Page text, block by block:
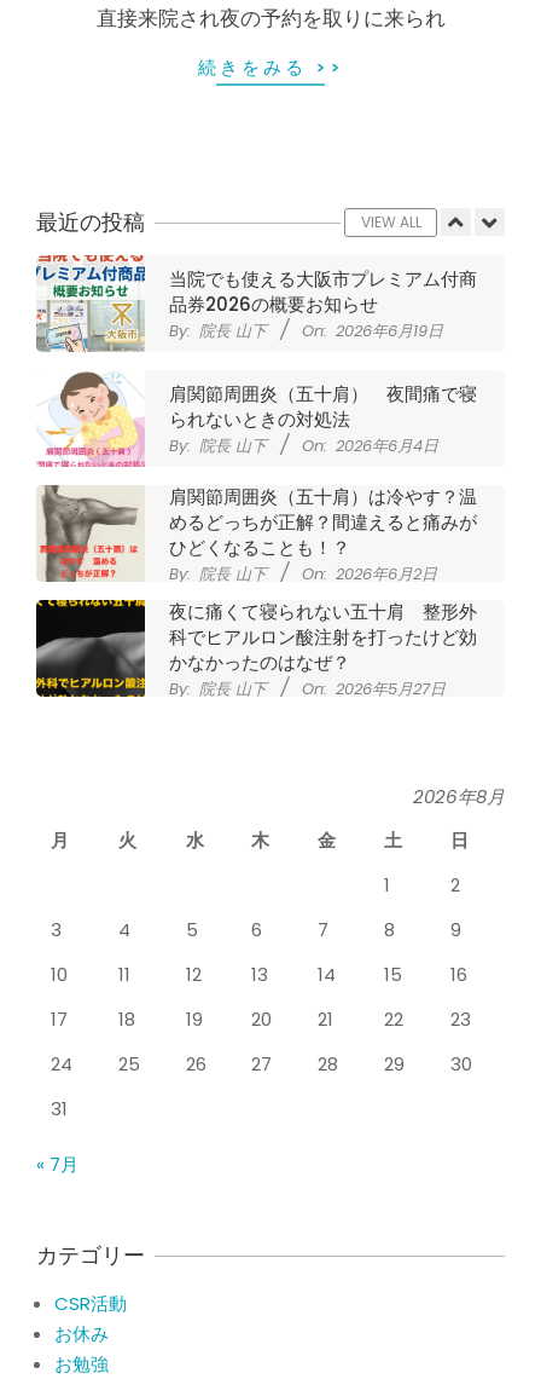
直接来院され夜の予約を取りに来られ
続きをみる >>
最近の投稿 VIEW ALL
ジャンプやダッシュで膝のお皿の下が
痛い！膝蓋靭帯炎になってしまったら
サポーターはつけるべき？
2026年7月11日
当院でも使える大阪市プレミアム付商
品券2026の概要お知らせ
By: 院長 山下 On: 2026年6月19日
肩関節周囲炎（五十肩） 夜間痛で寝
られないときの対処法
By: 院長 山下 On: 2026年6月4日
肩関節周囲炎（五十肩）は冷やす？温
めるどっちが正解？間違えると痛みが
ひどくなることも！？
By: 院長 山下 On: 2026年6月2日
夜に痛くて寝られない五十肩 整形外
科でヒアルロン酸注射を打ったけど効
かなかったのはなぜ？
By: 院長 山下 On: 2026年5月27日
2026年5月26日
膝のお皿の下が痛くて運動できない！
たほうがいい？それとも温める？
By: 院長 山下 On: 2026年5月25日
をしても痛みが取れない膝痛で来院さ
れた患者さまの声
By: 院長 山下 On: 2026年5月23日
ジャンプやダッシュで膝のお皿の下が
By: 院長 山下 On: 2026年5月22日
2026年8月
月
火 水 木 金 土
日
1
2
3
4 5 6 7 8
9
10
11 12 13 14 15
16
17
18 19 20 21 22
23
24
25 26 27 28 29
30
31
« 7月
カテゴリー
CSR活動
お休み
お勉強